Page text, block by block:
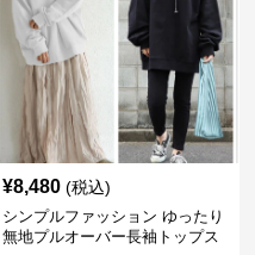
¥8,480 (税込)
シンプルファッション ゆったり
無地プルオーバー長袖トップス